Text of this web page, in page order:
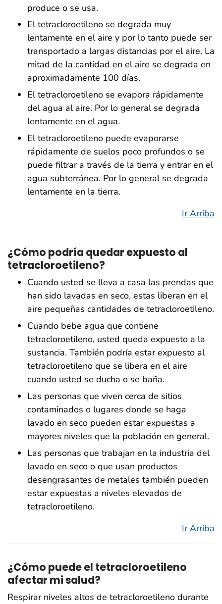
produce o se usa.
El tetracloroetileno se degrada muy
lentamente en el aire y por lo tanto puede ser
transportado a largas distancias por el aire. La
mitad de la cantidad en el aire se degrada en
aproximadamente 100 días.
El tetracloroetileno se evapora rápidamente
del agua al aire. Por lo general se degrada
lentamente en el agua.
El tetracloroetileno puede evaporarse
rápidamente de suelos poco profundos o se
puede filtrar a través de la tierra y entrar en el
agua subterránea. Por lo general se degrada
lentamente en la tierra.
Ir Arriba
¿Cómo podría quedar expuesto al
tetracloroetileno?
Cuando usted se lleva a casa las prendas que
han sido lavadas en seco, estas liberan en el
aire pequeñas cantidades de tetracloroetileno.
Cuando bebe agua que contiene
tetracloroetileno, usted queda expuesto a la
sustancia. También podría estar expuesto al
tetracloroetileno que se libera en el aire
cuando usted se ducha o se baña.
Las personas que viven cerca de sitios
contaminados o lugares donde se haga
lavado en seco pueden estar expuestas a
mayores niveles que la población en general.
Las personas que trabajan en la industria del
lavado en seco o que usan productos
desengrasantes de metales también pueden
estar expuestas a niveles elevados de
tetracloroetileno.
Ir Arriba
¿Cómo puede el tetracloroetileno
afectar mi salud?
Respirar niveles altos de tetracloroetileno durante